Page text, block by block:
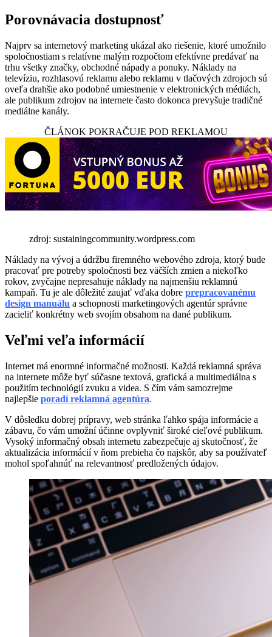
Porovnávacia dostupnosť
Najprv sa internetový marketing ukázal ako riešenie, ktoré umožnilo
spoločnostiam s relatívne malým rozpočtom efektívne predávať na
trhu všetky značky, obchodné nápady a ponuky. Náklady na
televíziu, rozhlasovú reklamu alebo reklamu v tlačových zdrojoch sú
oveľa drahšie ako podobné umiestnenie v elektronických médiách,
ale publikum zdrojov na internete často dokonca prevyšuje tradičné
mediálne kanály.
ČLÁNOK POKRAČUJE POD REKLAMOU
zdroj: sustainingcommunity.wordpress.com
Náklady na vývoj a údržbu firemného webového zdroja, ktorý bude
pracovať pre potreby spoločnosti bez väčších zmien a niekoľko
rokov, zvyčajne nepresahuje náklady na najmenšiu reklamnú
kampaň. Tu je ale dôležité zaujať vďaka dobre prepracovanému
design manuálu a schopnosti marketingových agentúr správne
zacieliť konkrétny web svojím obsahom na dané publikum.
Veľmi veľa informácií
Internet má enormné informačné možnosti. Každá reklamná správa
na internete môže byť súčasne textová, grafická a multimediálna s
použitím technológií zvuku a videa. S čím vám samozrejme
najlepšie poradí reklamná agentúra.
V dôsledku dobrej prípravy, web stránka ľahko spája informácie a
zábavu, čo vám umožní účinne ovplyvniť široké cieľové publikum.
Vysoký informačný obsah internetu zabezpečuje aj skutočnosť, že
aktualizácia informácií v ňom prebieha čo najskôr, aby sa používateľ
mohol spoľahnúť na relevantnosť predložených údajov.